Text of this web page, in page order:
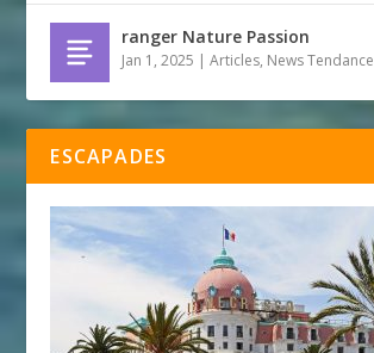
ranger Nature Passion
Jan 1, 2025 |Articles, News Tendance
ESCAPADES